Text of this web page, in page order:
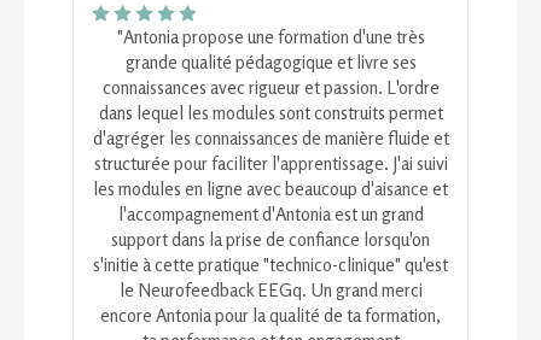
"Antonia propose une formation d'une très
grande qualité pédagogique et livre ses
connaissances avec rigueur et passion. L'ordre
dans lequel les modules sont construits permet
d'agréger les connaissances de manière fluide et
structurée pour faciliter l'apprentissage. J'ai suivi
les modules en ligne avec beaucoup d'aisance et
l'accompagnement d'Antonia est un grand
support dans la prise de confiance lorsqu'on
s'initie à cette pratique "technico-clinique" qu'est
le Neurofeedback EEGq. Un grand merci
encore Antonia pour la qualité de ta formation,